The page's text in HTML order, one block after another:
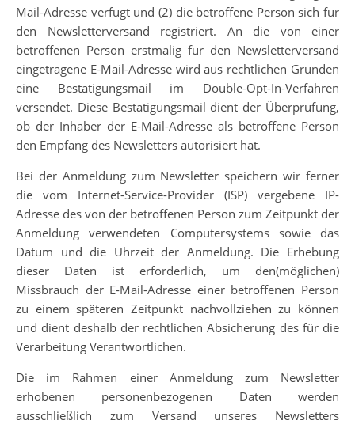
Mail-Adresse verfügt und (2) die betroffene Person sich für
den Newsletterversand registriert. An die von einer
betroffenen Person erstmalig für den Newsletterversand
eingetragene E-Mail-Adresse wird aus rechtlichen Gründen
eine Bestätigungsmail im Double-Opt-In-Verfahren
versendet. Diese Bestätigungsmail dient der Überprüfung,
ob der Inhaber der E-Mail-Adresse als betroffene Person
den Empfang des Newsletters autorisiert hat.
Bei der Anmeldung zum Newsletter speichern wir ferner
die vom Internet-Service-Provider (ISP) vergebene IP-
Adresse des von der betroffenen Person zum Zeitpunkt der
Anmeldung verwendeten Computersystems sowie das
Datum und die Uhrzeit der Anmeldung. Die Erhebung
dieser Daten ist erforderlich, um den(möglichen)
Missbrauch der E-Mail-Adresse einer betroffenen Person
zu einem späteren Zeitpunkt nachvollziehen zu können
und dient deshalb der rechtlichen Absicherung des für die
Verarbeitung Verantwortlichen.
Die im Rahmen einer Anmeldung zum Newsletter
erhobenen personenbezogenen Daten werden
ausschließlich zum Versand unseres Newsletters